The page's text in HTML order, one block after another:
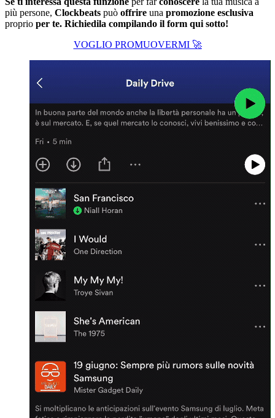
più persone, Clockbeats può offrire una promozione esclusiva
proprio per te. Richiedila compilando il form qui sotto!
VOGLIO PROMUOVERMI 🚀